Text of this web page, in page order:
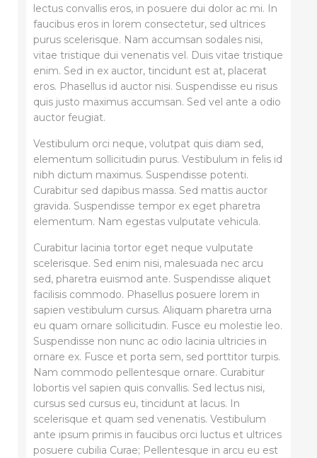
lectus convallis eros, in posuere dui dolor ac mi. In
faucibus eros in lorem consectetur, sed ultrices
purus scelerisque. Nam accumsan sodales nisi,
vitae tristique dui venenatis vel. Duis vitae tristique
enim. Sed in ex auctor, tincidunt est at, placerat
eros. Phasellus id auctor nisi. Suspendisse eu risus
quis justo maximus accumsan. Sed vel ante a odio
auctor feugiat.
Vestibulum orci neque, volutpat quis diam sed,
elementum sollicitudin purus. Vestibulum in felis id
nibh dictum maximus. Suspendisse potenti.
Curabitur sed dapibus massa. Sed mattis auctor
gravida. Suspendisse tempor ex eget pharetra
elementum. Nam egestas vulputate vehicula.
Curabitur lacinia tortor eget neque vulputate
scelerisque. Sed enim nisi, malesuada nec arcu
sed, pharetra euismod ante. Suspendisse aliquet
facilisis commodo. Phasellus posuere lorem in
sapien vestibulum cursus. Aliquam pharetra urna
eu quam ornare sollicitudin. Fusce eu molestie leo.
Suspendisse non nunc ac odio lacinia ultricies in
ornare ex. Fusce et porta sem, sed porttitor turpis.
Nam commodo pellentesque ornare. Curabitur
lobortis vel sapien quis convallis. Sed lectus nisi,
cursus sed cursus eu, tincidunt at lacus. In
scelerisque et quam sed venenatis. Vestibulum
ante ipsum primis in faucibus orci luctus et ultrices
posuere cubilia Curae; Pellentesque in arcu eu est